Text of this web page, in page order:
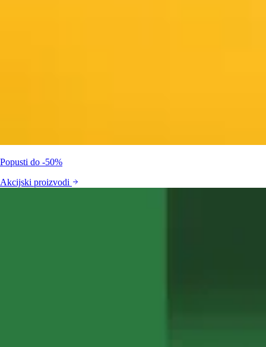
Popusti do -50%
Akcijski proizvodi